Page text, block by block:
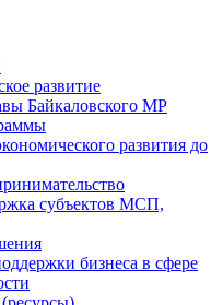
развитие
Байкаловского МР
развития до
субъектов МСП,
бизнеса в сфере